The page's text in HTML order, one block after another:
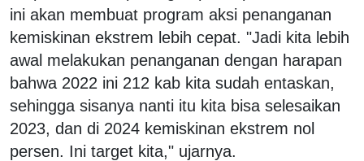
ini akan membuat program aksi penanganan
kemiskinan ekstrem lebih cepat. "Jadi kita lebih
awal melakukan penanganan dengan harapan
bahwa 2022 ini 212 kab kita sudah entaskan,
sehingga sisanya nanti itu kita bisa selesaikan
2023, dan di 2024 kemiskinan ekstrem nol
persen. Ini target kita," ujarnya.